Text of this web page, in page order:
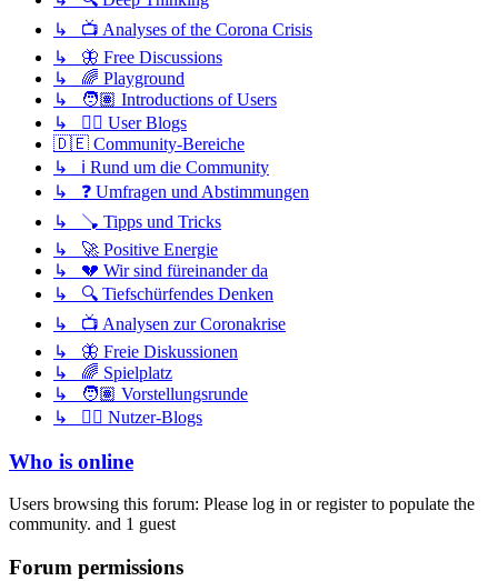
↳ 📺 Analyses of the Corona Crisis
↳ 🦋 Free Discussions
↳ 🌈 Playground
↳ 🧑🏽 Introductions of Users
↳ ✍🏽 User Blogs
🇩🇪 Community-Bereiche
↳ ℹ️ Rund um die Community
↳ ❓ Umfragen und Abstimmungen
↳ 🪠 Tipps und Tricks
↳ 🚀 Positive Energie
↳ 💔 Wir sind füreinander da
↳ 🔍 Tiefschürfendes Denken
↳ 📺 Analysen zur Coronakrise
↳ 🦋 Freie Diskussionen
↳ 🌈 Spielplatz
↳ 🧑🏽 Vorstellungsrunde
↳ ✍🏽 Nutzer-Blogs
Who is online
Users browsing this forum: Please log in or register to populate the
community. and 1 guest
Forum permissions